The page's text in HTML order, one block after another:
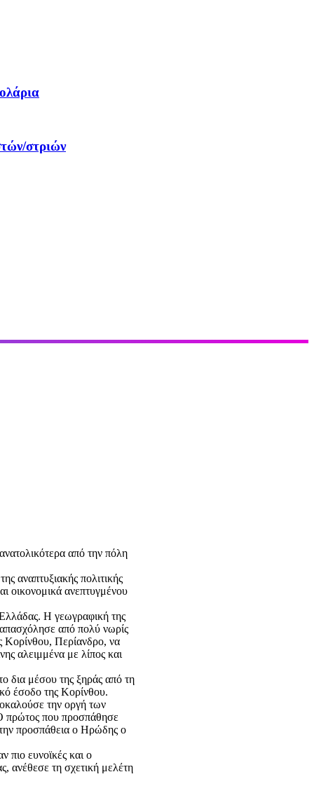
στριών
από την πόλη
αναπτυξιακής πολιτικής
οικονομικά ανεπτυγμένου
Η γεωγραφική της
από πολύ νωρίς
Κορίνθου, Περίανδρο, να
αλειμμένα με λίπος και
δια μέσου της ξηράς από τη
έσοδο της Κορίνθου.
την οργή των
πρώτος που προσπάθησε
προσπάθεια ο Ηρώδης ο
πιο ευνοϊκές και ο
ανέθεσε τη σχετική μελέτη